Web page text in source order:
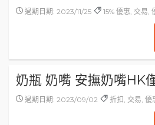
過期日期: 2023/11/25 15% 優惠, 交易,
奶瓶 奶嘴 安撫奶嘴HK
過期日期: 2023/09/02 折扣, 交易, 優